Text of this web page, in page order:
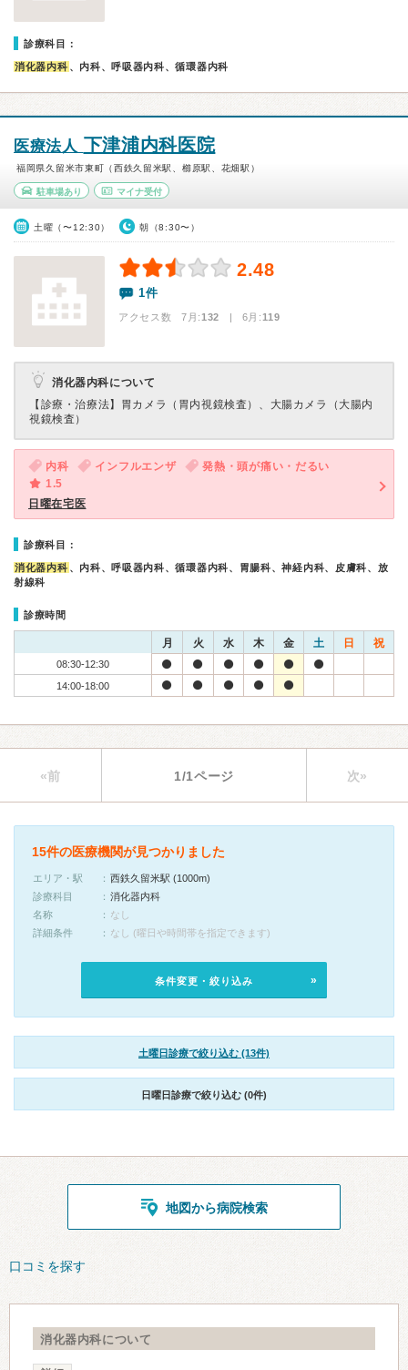
診療科目：
消化器内科 、内科、呼吸器内科、循環器内科
医療法人 下津浦内科医院
福岡県久留米市東町（西鉄久留米駅、櫛原駅、花畑駅）
駐車場あり マイナ受付
土曜（〜12:30） 朝（8:30〜）
2.48
1件
アクセス数 7月:132 | 6月:119
消化器内科について
【診療・治療法】 胃カメラ（胃内視鏡検査）、大腸カメラ（大腸内
視鏡検査）
内科 インフルエンザ
発熱・頭が痛い・だるい
1.5
日曜在宅医
診療科目：
消化器内科 、内科、呼吸器内科、循環器内科、胃腸科、神経内科、皮膚科、放
射線科
診療時間
月 火 水 木 金 土 日 祝
08:30-12:30
14:00-18:00
«前 1/1ページ 次»
15件の医療機関が見つかりました
エリア・駅
西鉄久留米駅 (1000m)
診療科目
消化器内科
名称
なし
詳細条件
なし (曜日や時間帯を指定できます)
条件変更・絞り込み
土曜日診療で絞り込む (13件)
日曜日診療で絞り込む (0件)
地図から病院検索
口コミを探す
消化器内科について